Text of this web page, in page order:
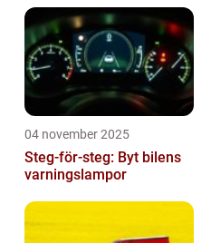
04 november 2025
Steg-för-steg: Byt bilens
varningslampor